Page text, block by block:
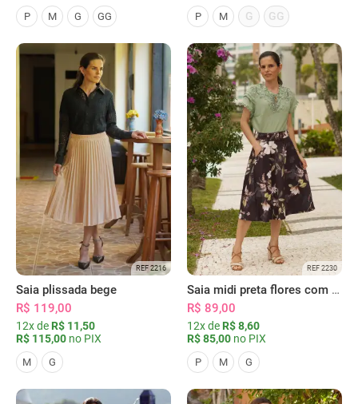
P M G GG P M G GG
REF 2216
Saia plissada bege
R$ 119,00
12x de R$ 11,50
R$ 115,00 no PIX
M G
REF 2230
Saia midi preta flores com bolsos
R$ 89,00
12x de R$ 8,60
R$ 85,00 no PIX
P M G